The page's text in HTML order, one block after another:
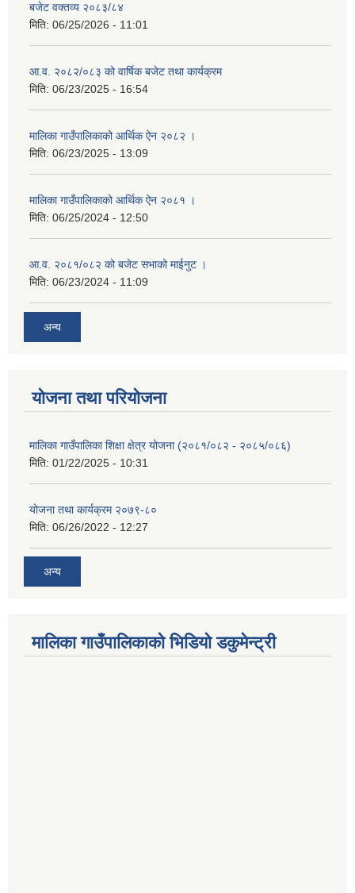
बजेट वक्तव्य २०८३/८४
मिति: 06/25/2026 - 11:01
आ.व. २०८२/०८३ को वार्षिक बजेट तथा कार्यक्रम
मिति: 06/23/2025 - 16:54
मालिका गाउँपालिकाको आर्थिक ऐन २०८२ ।
मिति: 06/23/2025 - 13:09
मालिका गाउँपालिकाको आर्थिक ऐन २०८१ ।
मिति: 06/25/2024 - 12:50
आ.व. २०८१/०८२ को बजेट सभाको माईनुट ।
मिति: 06/23/2024 - 11:09
अन्य
योजना तथा परियोजना
मालिका गाउँपालिका शिक्षा क्षेत्र योजना (२०८१/०८२ - २०८५/०८६)
मिति: 01/22/2025 - 10:31
योजना तथा कार्यक्रम २०७९-८०
मिति: 06/26/2022 - 12:27
अन्य
मालिका गाउँपालिकाको भिडियो डकुमेन्ट्री